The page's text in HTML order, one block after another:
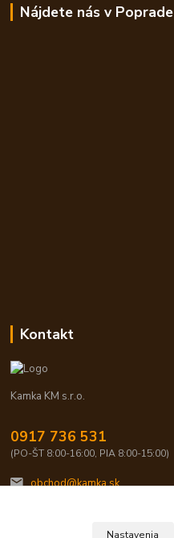
Nájdete nás v Poprade
Kontakt
Kamka KM s.r.o.
0917 736 531
(PO-ŠT 8:00-16:00, PIA 8:00-15:00)
obchod@kamka.sk
Nastavenia